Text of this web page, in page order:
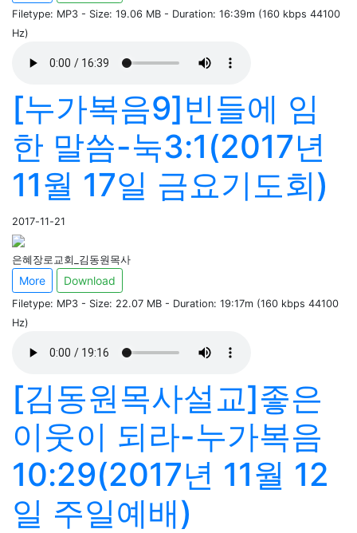
Filetype: MP3 - Size: 19.06 MB - Duration: 16:39m (160 kbps 44100
Hz)
[누가복음9]빈들에 임
한 말씀-눅3:1(2017년
11월 17일 금요기도회)
2017-11-21
은혜장로교회_김동원목사
More Download
Filetype: MP3 - Size: 22.07 MB - Duration: 19:17m (160 kbps 44100
Hz)
[김동원목사설교]좋은
이웃이 되라-누가복음
10:29(2017년 11월 12
일 주일예배)